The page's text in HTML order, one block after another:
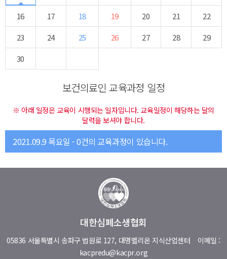
16
17 18 19 20 21
22
23
24 25 26 27 28
29
30
보건의료인 교육과정 일정
※ 아래 일정은 교육이 시행되는 일자입니다. 교육일정이 해당하는 달의
달력을 보셔야 합니다.
2021.09.9 목요일 - 0건의 교육과정이 있습니다.
대한심폐소생협회
05836 서울특별시 송파구 법원로 127, 대명벨리온 지식산업센터 이메일 :
kacpredu@kacpr.org